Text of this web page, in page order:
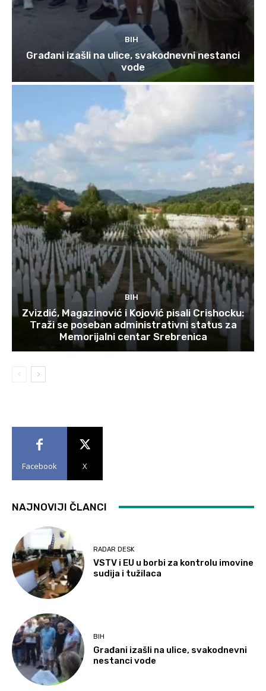
BIH
Građani izašli na ulice, svakodnevni nestanci
vode
BIH
Zvizdić, Magazinović i Kojović pisali Crishocku:
Traži se poseban administrativni status za
Memorijalni centar Srebrenica
Facebook X
NAJNOVIJI ČLANCI
RADAR DESK
VSTV i EU u borbi za kontrolu imovine
sudija i tužilaca
BIH
Građani izašli na ulice, svakodnevni
nestanci vode